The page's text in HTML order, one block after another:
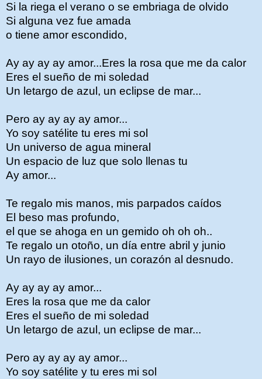
Si la riega el verano o se embriaga de olvido
Si alguna vez fue amada
o tiene amor escondido,
Ay ay ay ay amor...Eres la rosa que me da calor
Eres el sueño de mi soledad
Un letargo de azul, un eclipse de mar...
Pero ay ay ay ay amor...
Yo soy satélite tu eres mi sol
Un universo de agua mineral
Un espacio de luz que solo llenas tu
Ay amor...
Te regalo mis manos, mis parpados caídos
El beso mas profundo,
el que se ahoga en un gemido oh oh oh..
Te regalo un otoño, un día entre abril y junio
Un rayo de ilusiones, un corazón al desnudo.
Ay ay ay ay amor...
Eres la rosa que me da calor
Eres el sueño de mi soledad
Un letargo de azul, un eclipse de mar...
Pero ay ay ay ay amor...
Yo soy satélite y tu eres mi sol